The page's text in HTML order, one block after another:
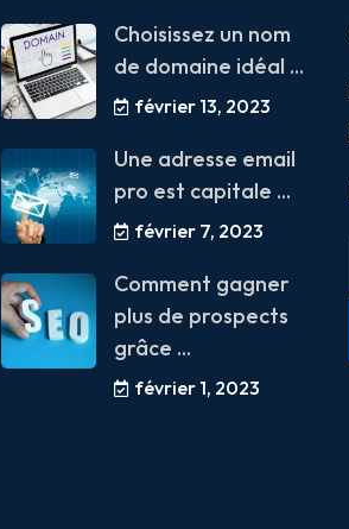
Choisissez un nom
de domaine idéal ...
février 13, 2023
Une adresse email
pro est capitale ...
février 7, 2023
Comment gagner
plus de prospects
grâce ...
février 1, 2023